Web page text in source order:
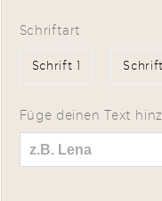
Schriftart
Schrift 1
Füge deinen Text